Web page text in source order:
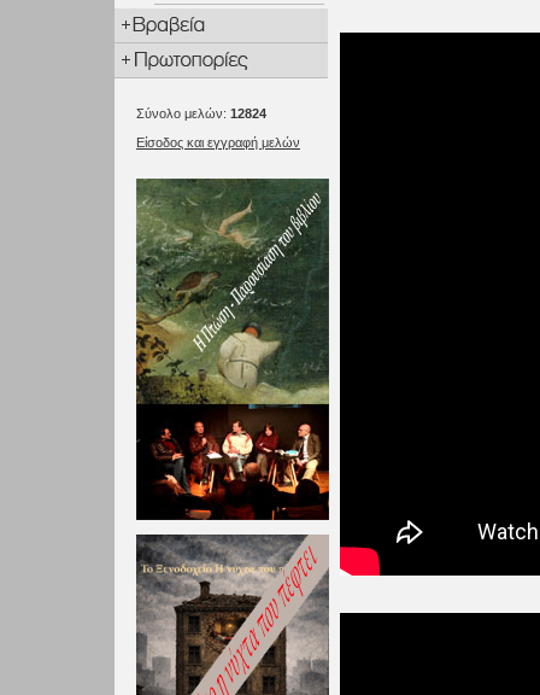
Σύνολο μελών: 12824
Είσοδος και εγγραφή μελών